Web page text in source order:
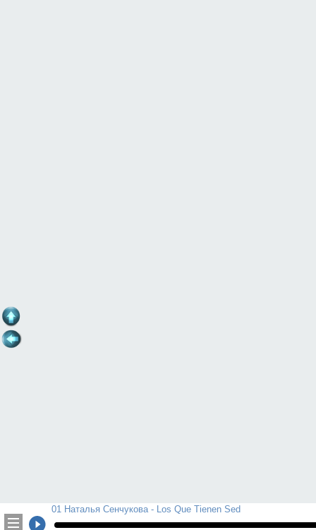
01 Наталья Сенчукова - Los Que Tienen Sed